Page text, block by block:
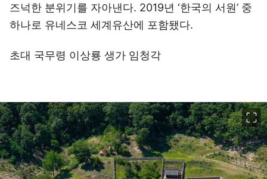
즈넉한 분위기를 자아낸다. 2019년 ‘한국의 서원’ 중
하나로 유네스코 세계유산에 포함됐다.
초대 국무령 이상룡 생가 임청각